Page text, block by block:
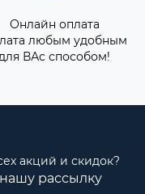
Онлайн оплата
любым удобным
ВАс способом!
акций и скидок?
рассылку